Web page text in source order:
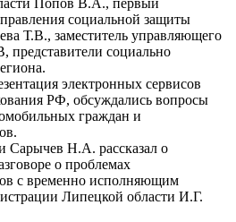
Попов В.А., первый
социальной защиты
Т.В., заместитель управляющего
социально
электронных сервисов
РФ, обсуждались вопросы
граждан и
Сарычев Н.А. рассказал о
о проблемах
с временно исполняющим
Липецкой области И.Г.